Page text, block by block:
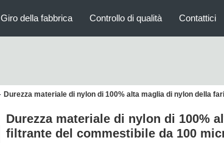
Giro della fabbrica Controllo di qualità Contattici
Durezza materiale di nylon di 100% alta maglia di nylon della
Durezza materiale di nylon di 100%
filtrante del commestibile da 100